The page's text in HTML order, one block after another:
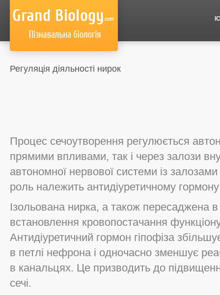
Регуляція діяльності нирок
Процес сечоутворення регулюється
прямими впливами, так і через залози
автономної нервової системи із
роль належить антидіуретичному гормону
Ізольована нирка, а також пересаджена в
встановлення кровопостачання
Антидіуретичний гормон гіпофіза
в петлі нефрона і одночасно зменшує
в канальцях. Це призводить до
сечі.